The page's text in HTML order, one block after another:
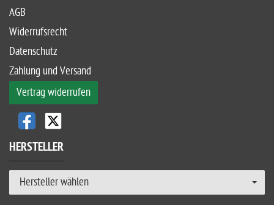
AGB
Widerrufsrecht
Datenschutz
Zahlung und Versand
Vertrag widerrufen
HERSTELLER
Hersteller wählen